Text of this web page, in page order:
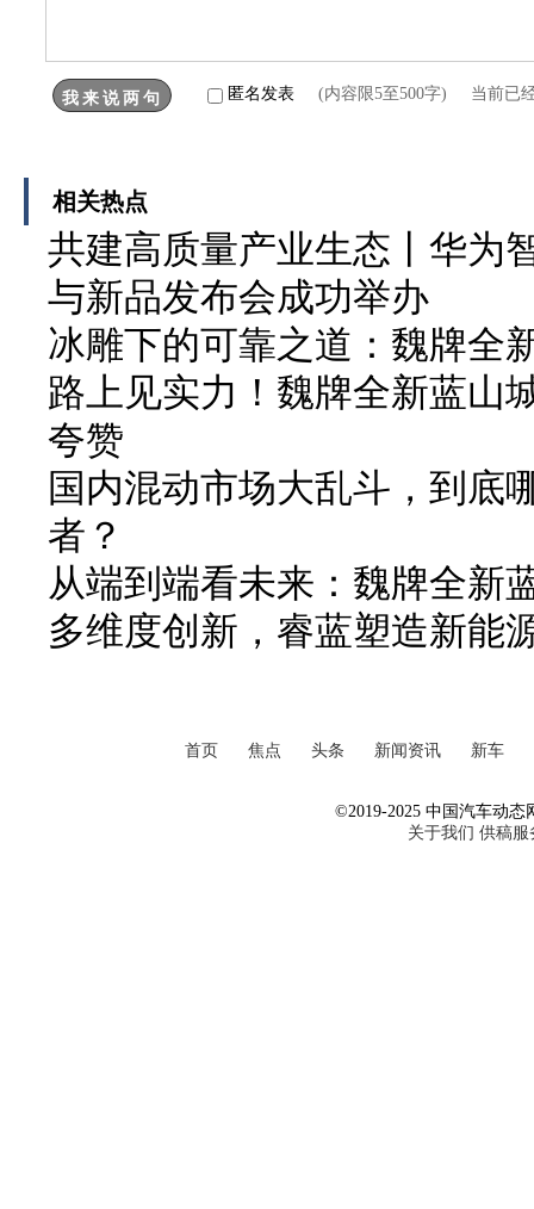
匿名发表 (内容限5至500字) 当前已
相关热点
共建高质量产业生态丨华为
与新品发布会成功举办
冰雕下的可靠之道：魏牌全
路上见实力！魏牌全新蓝山
夸赞
国内混动市场大乱斗，到底
者？
从端到端看未来：魏牌全新
多维度创新，睿蓝塑造新能
首页 焦点 头条 新闻资讯 新车
©2019-2025 中国汽车动态
关于我们 供稿服